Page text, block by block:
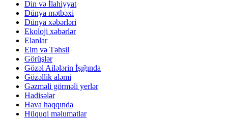
Din və İlahiyyat
Dünya mətbəxi
Dünya xəbərləri
Ekoloji xəbərlər
Elanlar
Elm və Təhsil
Görüşlər
Gözəl Ailələrin İşığında
Gözəllik aləmi
Gəzməli görməli yerlər
Hadisələr
Hava haqqında
Hüquqi məlumatlar